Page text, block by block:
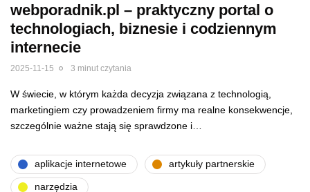
webporadnik.pl – praktyczny portal o
technologiach, biznesie i codziennym
internecie
2025-11-15 3 minut czytania
W świecie, w którym każda decyzja związana z technologią,
marketingiem czy prowadzeniem firmy ma realne konsekwencje,
szczególnie ważne stają się sprawdzone i…
aplikacje internetowe artykuły partnerskie
narzędzia